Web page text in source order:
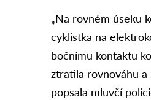
„Na rovném úseku
cyklistka na
bočnímu kontaktu
ztratila rovnováhu a
popsala mluvčí